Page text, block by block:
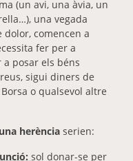
(un avi, una àvia, un
una vegada
dolor, comencen a
fer per a
a posar els béns
sigui diners de
o qualsevol altre
herència serien:
sol donar-se per